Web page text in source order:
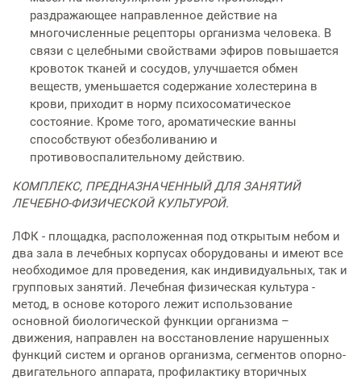
раздражающее направленное действие на
многочисленные рецепторы организма человека. В
связи с целебными свойствами эфиров повышается
кровоток тканей и сосудов, улучшается обмен
веществ, уменьшается содержание холестерина в
крови, приходит в норму психосоматическое
состояние. Кроме того, ароматические ванны
способствуют обезболиванию и
противовоспалительному действию.
КОМПЛЕКС, ПРЕДНАЗНАЧЕННЫЙ ДЛЯ ЗАНЯТИЙ
ЛЕЧЕБНО-ФИЗИЧЕСКОЙ КУЛЬТУРОЙ.
ЛФК - площадка, расположенная под открытым небом и
два зала в лечебных корпусах оборудованы и имеют все
необходимое для проведения, как индивидуальных, так и
групповых занятий. Лечебная физическая культура -
метод, в основе которого лежит использование
основной биологической функции организма –
движения, направлен на восстановление нарушенных
функций систем и органов организма, сегментов опорно-
двигательного аппарата, профилактику вторичных